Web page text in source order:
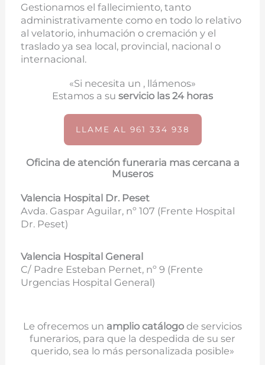
Gestionamos el fallecimiento, tanto
administrativamente como en todo lo relativo
al velatorio, inhumación o cremación y el
traslado ya sea local, provincial, nacional o
internacional.
«Si necesita un , llámenos»
Estamos a su servicio las 24 horas
LLAME AL 961 334 938
Oficina de atención funeraria mas cercana a
Museros
Valencia Hospital Dr. Peset
Avda. Gaspar Aguilar, nº 107 (Frente Hospital
Dr. Peset)
Valencia Hospital General
C/ Padre Esteban Pernet, nº 9 (Frente
Urgencias Hospital General)
Le ofrecemos un amplio catálogo de servicios
funerarios, para que la despedida de su ser
querido, sea lo más personalizada posible»